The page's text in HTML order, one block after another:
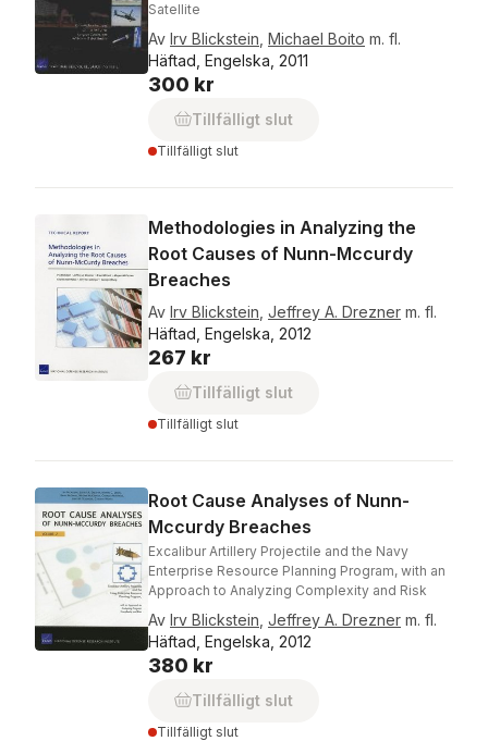
Satellite
Av Irv Blickstein Michael Boito m. fl.
Häftad, Engelska, 2011
300 kr
Tillfälligt slut
Tillfälligt slut
Methodologies in Analyzing the
Root Causes of Nunn-Mccurdy
Breaches
Av Irv Blickstein Jeffrey A. Drezner m. fl.
Häftad, Engelska, 2012
267 kr
Tillfälligt slut
Tillfälligt slut
Root Cause Analyses of Nunn-
Mccurdy Breaches
Excalibur Artillery Projectile and the Navy
Enterprise Resource Planning Program, with an
Approach to Analyzing Complexity and Risk
Av Irv Blickstein Jeffrey A. Drezner m. fl.
Häftad, Engelska, 2012
380 kr
Tillfälligt slut
Tillfälligt slut